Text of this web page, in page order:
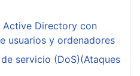
Directory con
usuarios y ordenadores
servicio (DoS)(Ataques